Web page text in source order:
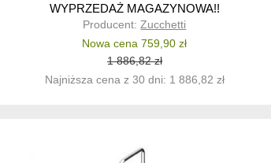
WYPRZEDAŻ MAGAZYNOWA!!
Producent:Zucchetti
Nowa cena 759,90 zł
1 886,82 zł
Najniższa cena z 30 dni: 1 886,82 zł